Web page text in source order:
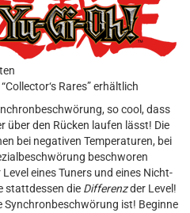
Rares” erhältlich
so cool, dass
über den Rücken laufen lässt! Die
bei negativen Temperaturen, bei
beschworen
eines Tuners und eines Nicht-
stattdessen die Differenzder Level!
Synchronbeschwörung ist! Beginne